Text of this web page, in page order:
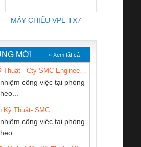
MÁY CHIẾU VPL-TX7
chuỗi
pin
16I+
Bộ giám sát dòng
TRANSCLINIC 16I+
Cang
LTD
CÔNG TY CP TỰ
HƯNG
MỚI » Xem tất cả
công việc tại phòng
Kỹ Thuật- SMC
công việc tại phòng